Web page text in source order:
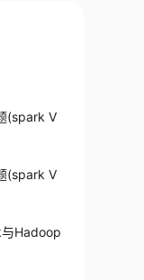
V
(spark V
Hadoop